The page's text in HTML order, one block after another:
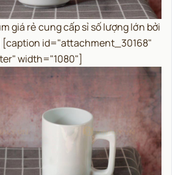
giá rẻ cung cấp sỉ số lượng lớn bởi
id="attachment_30168"
width="1080"]